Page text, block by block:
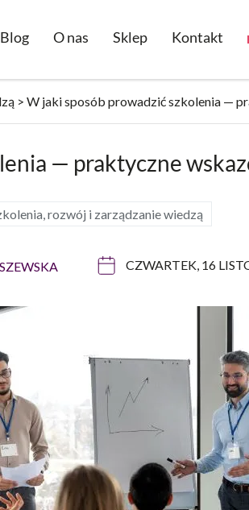
Blog O nas Sklep Kontakt
> W jaki sposób prowadzić szkolenia —
— praktyczne
rozwój i zarządzanie wiedzą
CZWARTEK, 16